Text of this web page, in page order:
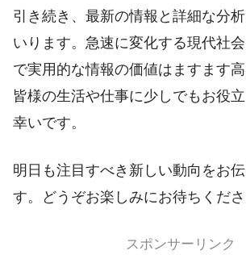
引き続き、最新の情報と詳細な分
いります。急速に変化する現代社
で実用的な情報の価値はますます高
皆様の生活や仕事に少しでもお役
幸いです。
明日も注目すべき新しい動向をお
す。どうぞお楽しみにお待ちくださ
スポンサーリンク